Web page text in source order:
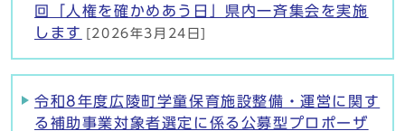
回「人権を確かめあう日」県内一斉集会を実施
します
[2026年3月24日]
令和8年度広陵町学童保育施設整備・運営に関す
る補助事業対象者選定に係る公募型プロポーザ